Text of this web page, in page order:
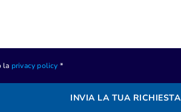
la privacy policy *
INVIA LA TUA RICHIESTA